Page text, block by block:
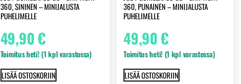
360, SININEN – MINIJALUSTA
PUHELIMELLE
49,90€
Toimitus heti! (1 kpl varastossa)
LISÄÄ OSTOSKORIIN
360, PUNAINEN – MINIJALUSTA
PUHELIMELLE
49,90€
Toimitus heti! (1 kpl varastossa)
LISÄÄ OSTOSKORIIN